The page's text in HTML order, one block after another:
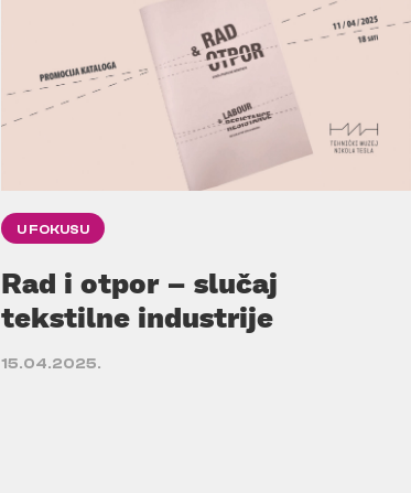
U FOKUSU
Rad i otpor – slučaj
tekstilne industrije
15.04.2025.